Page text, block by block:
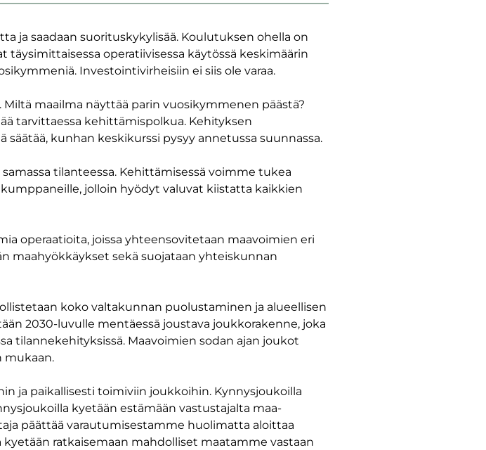
ja saadaan suorituskykylisää. Koulutuksen ohella on
operatiivisessa käytössä keskimäärin
Investointivirheisiin ei siis ole varaa.
maailma näyttää parin vuosikymmenen päästä?
tarvittaessa kehittämispolkua. Kehityksen
kunhan keskikurssi pysyy annetussa suunnassa.
tilanteessa. Kehittämisessä voimme tukea
jolloin hyödyt valuvat kiistatta kaikkien
operaatioita, joissa yhteensovitetaan maavoimien eri
maahyökkäykset sekä suojataan yhteiskunnan
koko valtakunnan puolustaminen ja alueellisen
2030-luvulle mentäessä joustava joukkorakenne, joka
tilannekehityksissä. Maavoimien sodan ajan joukot
mukaan.
ja paikallisesti toimiviin joukkoihin. Kynnysjoukoilla
kyetään estämään vastustajalta maa-
päättää varautumisestamme huolimatta aloittaa
ratkaisemaan mahdolliset maatamme vastaan